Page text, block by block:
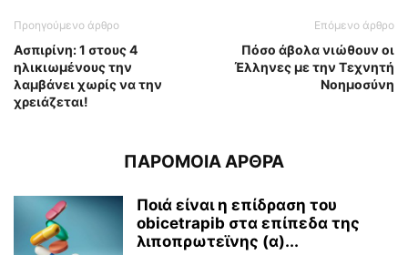
Προηγούμενο άρθρο
Ασπιρίνη: 1 στους 4
ηλικιωμένους την
λαμβάνει χωρίς να την
χρειάζεται!
Επόμενο άρθρο
Πόσο άβολα νιώθουν οι
Έλληνες με την Τεχνητή
Νοημοσύνη
ΠΑΡΟΜΟΙΑ ΑΡΘΡΑ
Ποιά είναι η επίδραση του
obicetrapib στα επίπεδα της
λιποπρωτεϊνης (α)...